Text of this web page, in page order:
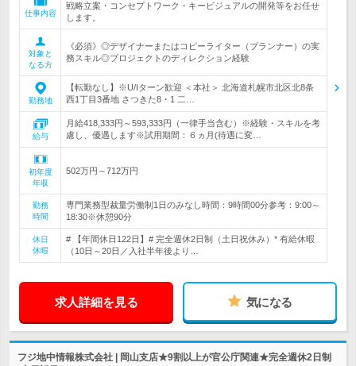
仕事内容
戦略立案・コンセプトワーク・キービジュアルの開発等をお任せ
します。
対象と
なる方
《必須》◎デザイナーまたはコピーライター（プランナー）の実
務スキル◎プロジェクトのディレクション経験
勤務地
【転勤なし】※U/Iターン歓迎 ＜本社＞ 北海道札幌市北区北8条
西1丁目3番地 さつきた8・1 二…
給与
月給418,333円～593,333円（一律手当含む）※経験・スキルを考
慮し、優遇します※試用期間：６ヵ月(待遇に変…
初年度
年収
502万円～712万円
勤務
時間
専門業務型裁量労働制1日のみなし時間：9時間00分参考：9:00～
18:30※休憩90分
休日
休暇
# 【年間休日122日】# 完全週休2日制（土日祝休み）* 有給休暇
（10日～20日／入社半年後より…
求人詳細を見る 気になる
フジ地中情報株式会社 | 岡山支店★9割以上が官公庁関連★完全週休2日制